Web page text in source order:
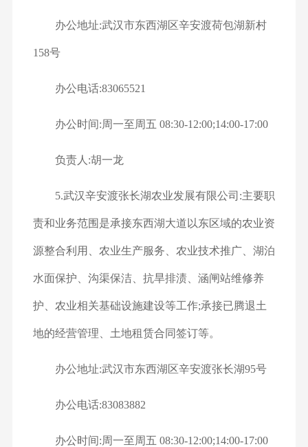
办公地址:武汉市东西湖区辛安渡荷包湖新村
158号
办公电话:83065521
办公时间:周一至周五 08:30-12:00;14:00-17:00
负责人:胡一龙
5.武汉辛安渡张长湖农业发展有限公司:主要职
责和业务范围是承接东西湖大道以东区域的农业资
源整合利用、农业生产服务、农业技术推广、湖泊
水面保护、沟渠保洁、抗旱排渍、涵闸站维修养
护、农业相关基础设施建设等工作;承接已腾退土
地的经营管理、土地租赁合同签订等。
办公地址:武汉市东西湖区辛安渡张长湖95号
办公电话:83083882
办公时间:周一至周五 08:30-12:00;14:00-17:00